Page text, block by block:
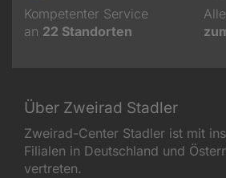
Kompetenter Service
an 22 Standorten
Über Zweirad Stadler
Zweirad-Center Stadler ist mit
Filialen in Deutschland und
vertreten.